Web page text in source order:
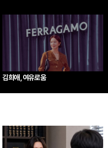
김희애, 여유로움